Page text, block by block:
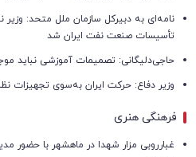
نامه‌ای به دبیرکل سازمان ملل متحد:
تأسیسات صنعت نفت ایران شد
حاجی‌دلیگانی: تصمیمات آموزشی نباید
وزیر دفاع: حرکت ایران به‌سوی تجهیزات
فرهنگی هنری
غبارروبی مزار شهدا در ماهشهر با حضور